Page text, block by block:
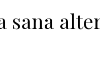
sana